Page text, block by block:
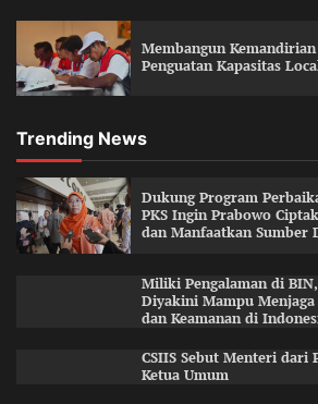
Membangun
Penguatan Kapasitas
Trending News
Dukung Program
PKS Ingin Prabowo
dan Manfaatkan Sumber
Miliki Pengalaman di
Diyakini Mampu
dan Keamanan di
CSIIS Sebut Menteri dari
Ketua Umum